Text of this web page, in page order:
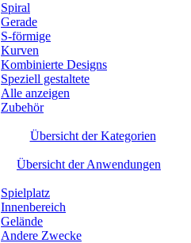
Spiral
Gerade
S-förmige
Kurven
Kombinierte Designs
Speziell gestaltete
Alle anzeigen
Zubehör
Übersicht der Kategorien
Übersicht der Anwendungen
Spielplatz
Innenbereich
Gelände
Andere Zwecke